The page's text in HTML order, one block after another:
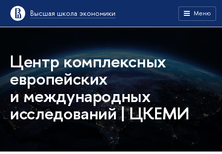
Высшая школа экономики Меню
Центр комплексных
европейских
и международных
исследований | ЦКЕМИ